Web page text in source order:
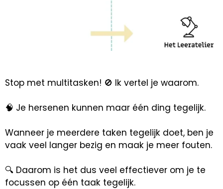
Stop met multitasken! 🚫 Ik vertel je waarom.
🧠 Je hersenen kunnen maar één ding tegelijk.
Wanneer je meerdere taken tegelijk doet, ben je
vaak veel langer bezig en maak je meer fouten.
🔍 Daarom is het dus veel effectiever om je te
focussen op één taak tegelijk.